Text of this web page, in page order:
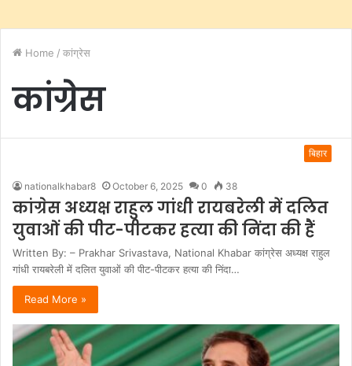
Home / कांग्रेस
कांग्रेस
बिहार
nationalkhabar8 October 6, 2025 0 38
कांग्रेस अध्यक्ष राहुल गांधी रायबरेली में दलित
युवाओं की पीट-पीटकर हत्या की निंदा की हैं
Written By: – Prakhar Srivastava, National Khabar कांग्रेस अध्यक्ष राहुल
गांधी रायबरेली में दलित युवाओं की पीट-पीटकर हत्या की निंदा…
Read More »